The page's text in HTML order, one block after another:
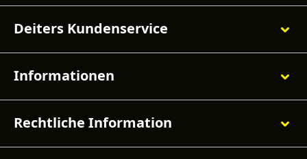
Deiters Kundenservice
Informationen
Rechtliche Information